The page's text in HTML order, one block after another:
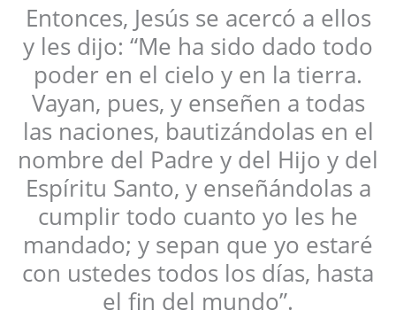
Entonces, Jesús se acercó a ellos
y les dijo: “Me ha sido dado todo
poder en el cielo y en la tierra.
Vayan, pues, y enseñen a todas
las naciones, bautizándolas en el
nombre del Padre y del Hijo y del
Espíritu Santo, y enseñándolas a
cumplir todo cuanto yo les he
mandado; y sepan que yo estaré
con ustedes todos los días, hasta
el fin del mundo”.